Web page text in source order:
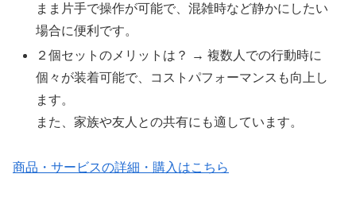
まま片手で操作が可能で、混雑時など静かにしたい
場合に便利です。
２個セットのメリットは？ → 複数人での行動時に
個々が装着可能で、コストパフォーマンスも向上し
ます。
また、家族や友人との共有にも適しています。
商品・サービスの詳細・購入はこちら